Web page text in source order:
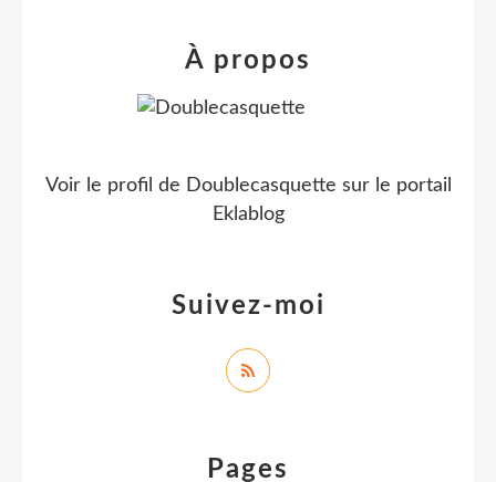
Pages
Suivez-moi
À propos
Voir le profil de Doublecasquette sur le portail
Eklablog